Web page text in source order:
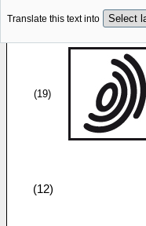
Translate this text into
(19)
(12)